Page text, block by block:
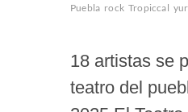
Puebla rock Tropiccal
18 artistas se
teatro del